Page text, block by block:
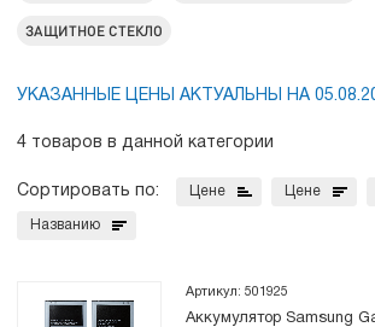
ЗАЩИТНОЕ СТЕКЛО
УКАЗАННЫЕ ЦЕНЫ АКТУАЛЬНЫ НА
4 товаров в данной категории
Сортировать по: Цене Цене
Названию
Артикул: 501925
Аккумулятор Samsung